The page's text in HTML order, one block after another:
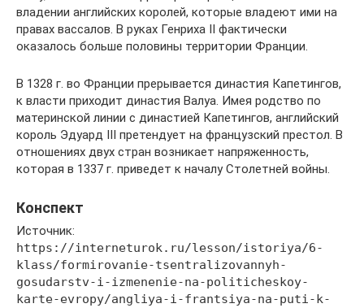
владении английских королей, которые владеют ими на
правах вассалов. В руках Генриха II фактически
оказалось больше половины территории Франции.
В 1328 г. во Франции прерывается династия Капетингов,
к власти приходит династия Валуа. Имея родство по
материнской линии с династией Капетингов, английский
король Эдуард III претендует на французский престол. В
отношениях двух стран возникает напряженность,
которая в 1337 г. приведет к началу Столетней войны.
Конспект
Источник:
https://interneturok.ru/lesson/istoriya/6-
klass/formirovanie-tsentralizovannyh-
gosudarstv-i-izmenenie-na-politicheskoy-
karte-evropy/angliya-i-frantsiya-na-puti-k-